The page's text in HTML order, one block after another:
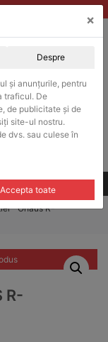
SEAP / SICAP
CAUTARE
Ohaus R-
R-
×
Despre
și anunțurile, pentru
traficul. De
de publicitate și de
site-ul nostru.
dvs. sau culese în
Accepta toate